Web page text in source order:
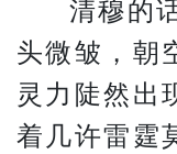
清穆的
头微皱，朝
灵力陡然出
着几许雷霆